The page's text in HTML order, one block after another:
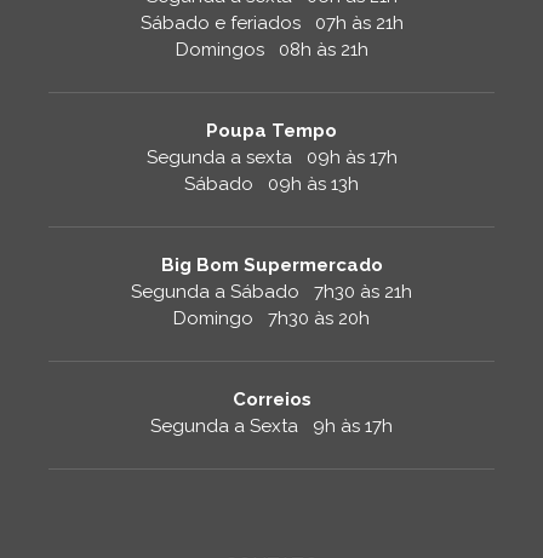
Sábado e feriados 07h às 21h
Domingos 08h às 21h
Poupa Tempo
Segunda a sexta 09h às 17h
Sábado 09h às 13h
Big Bom Supermercado
Segunda a Sábado 7h30 às 21h
Domingo 7h30 às 20h
Correios
Segunda a Sexta 9h às 17h